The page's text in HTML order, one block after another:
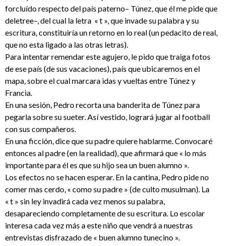
forcluído respecto del país paterno– Túnez, que él me pide que
deletree–, del cual la letra « t », que invade su palabra y su
escritura, constituiría un retorno en lo real (un pedacito de real,
que no esta ligado a las otras letras).
Para intentar remendar este agujero, le pido que traiga fotos
de ese país (de sus vacaciones), país que ubicaremos en el
mapa, sobre el cual marcara idas y vueltas entre Túnez y
Francia.
En una sesión, Pedro recorta una banderita de Túnez para
pegarla sobre su sueter. Así vestido, logrará jugar al football
con sus compañeros.
En una ficción, dice que su padre quiere hablarme. Convocaré
entonces al padre (en la realidad), que afirmará que « lo más
importante para él es que su hijo sea un buen alumno ».
Los efectos no se hacen esperar. En la cantina, Pedro pide no
comer mas cerdo, « como su padre » (de culto musulman). La
« t » sin ley invadirá cada vez menos su palabra,
desapareciendo completamente de su escritura. Lo escolar
interesa cada vez más a este niño que vendrá a nuestras
entrevistas disfrazado de « buen alumno tunecino ».